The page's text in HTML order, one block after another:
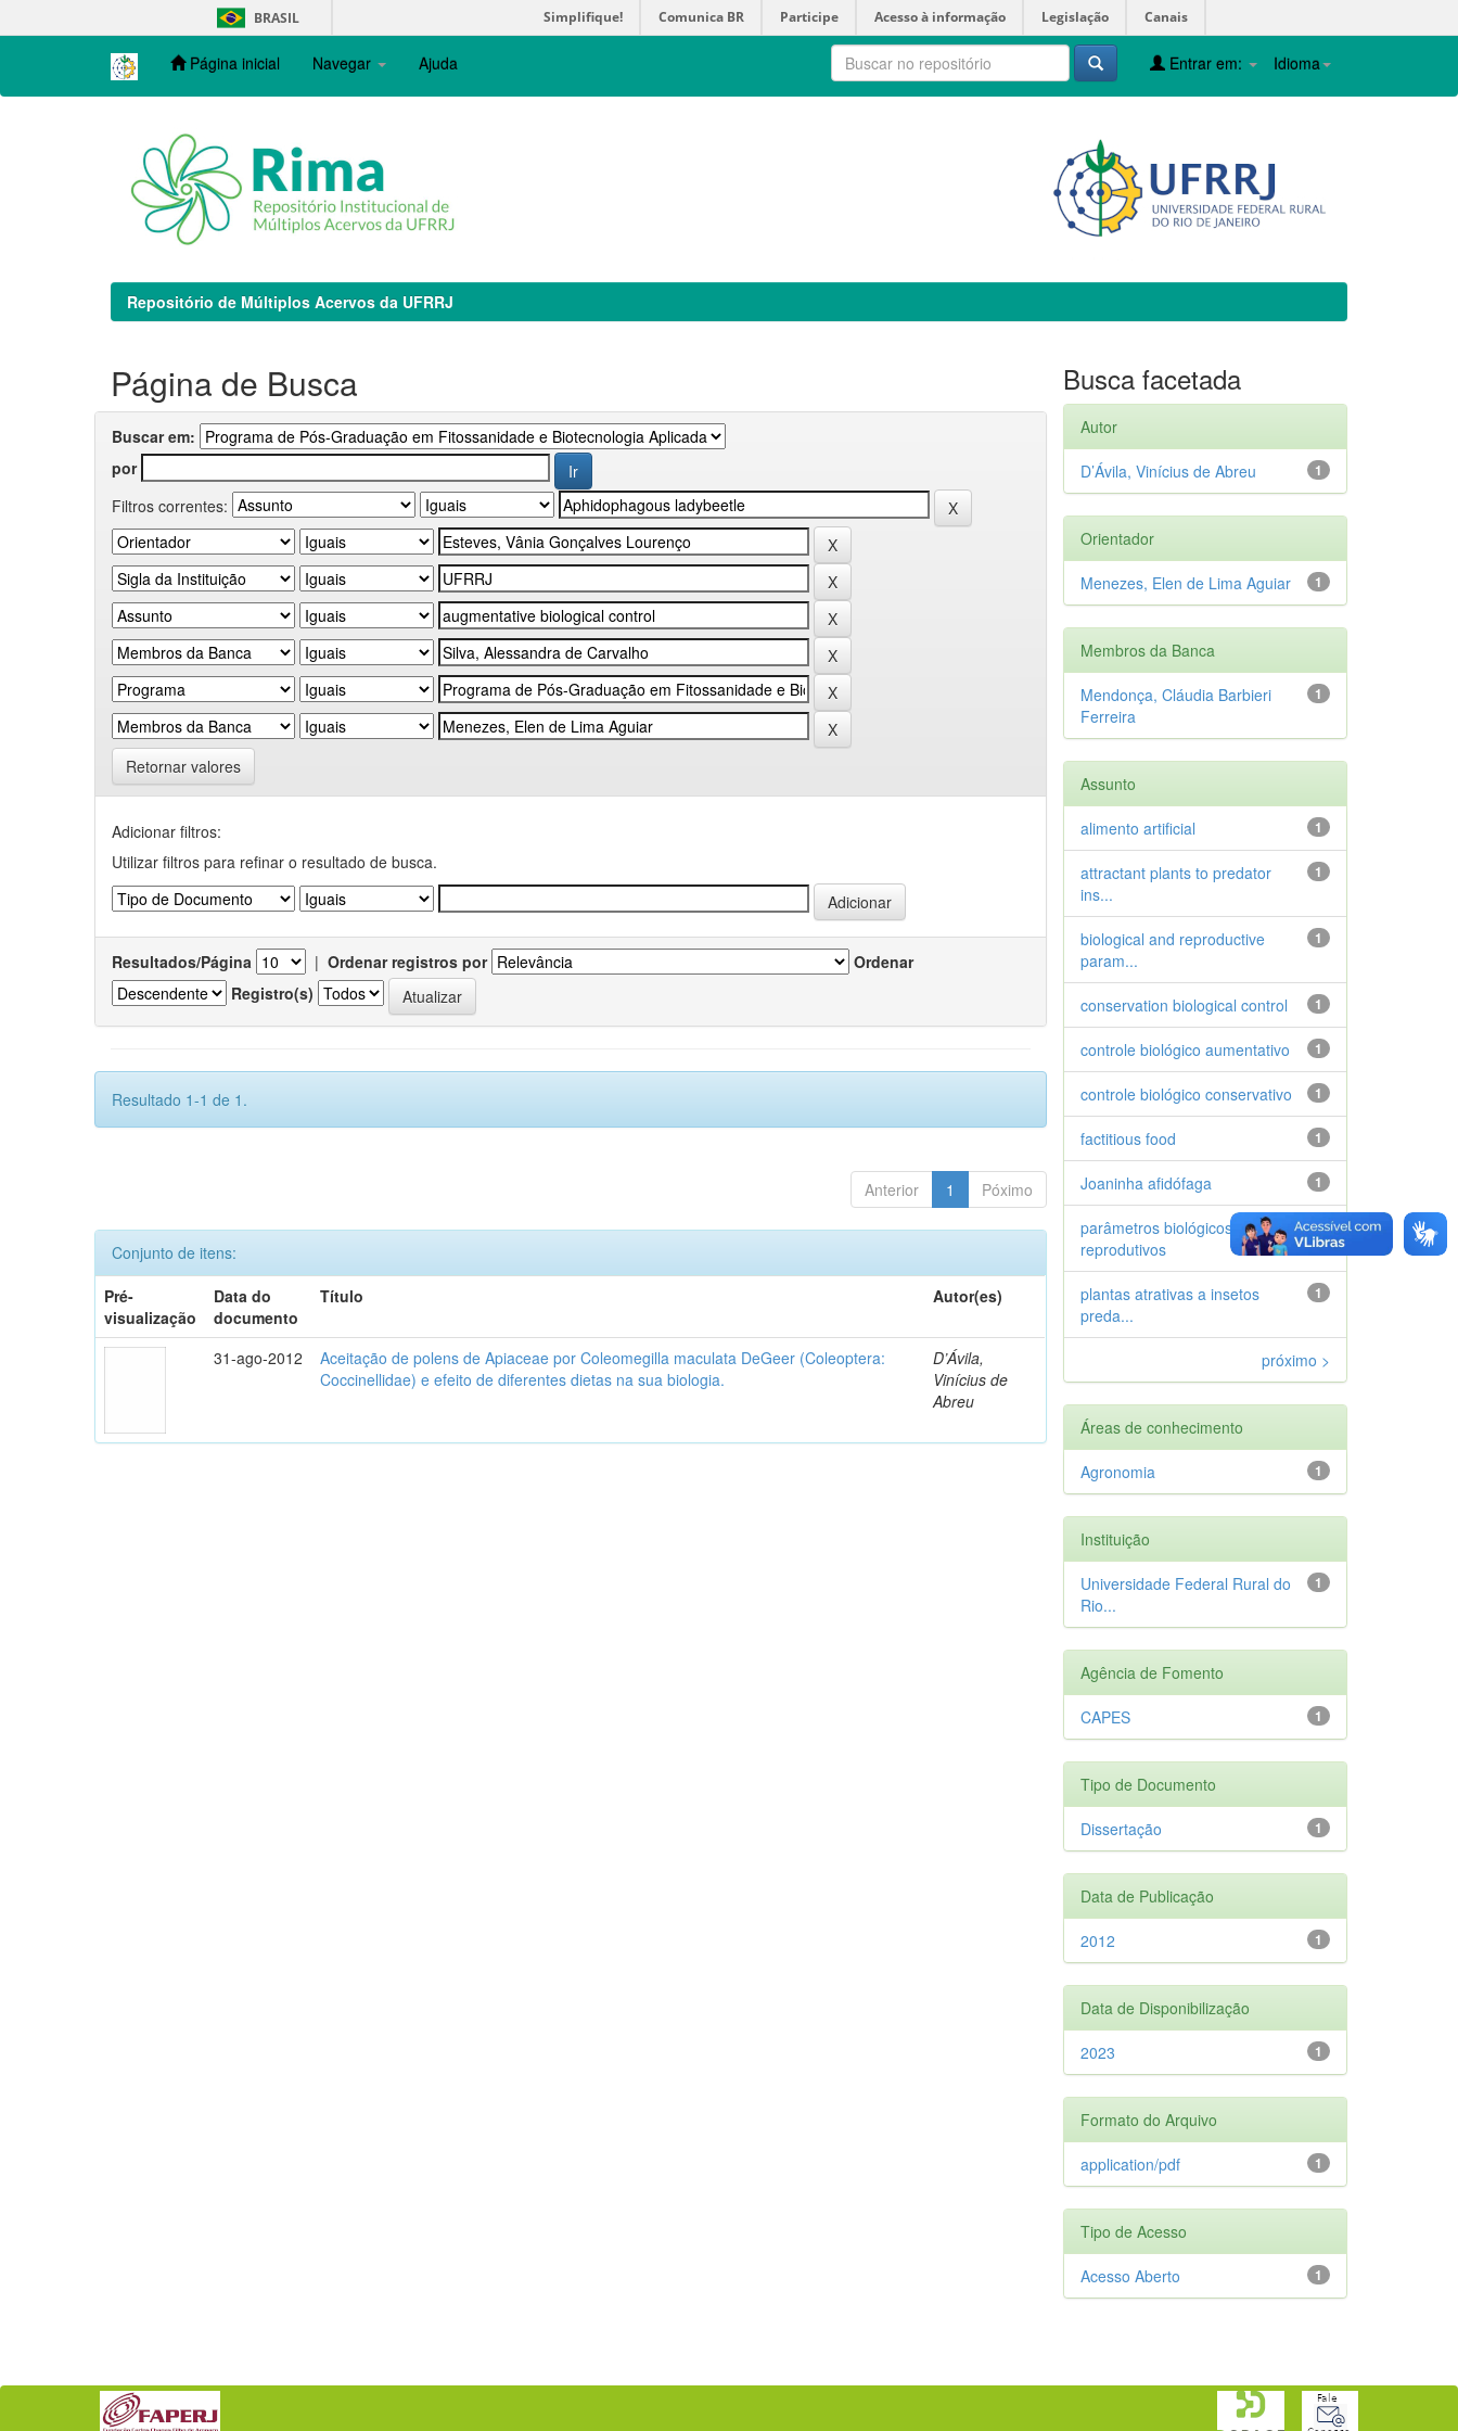
navigation
BRASIL Simplifique! Comunica BR Participe Acesso à informação Legislação Canais
Página inicial Navegar Ajuda Idioma
Entrar em:
Repositório de Múltiplos Acervos da UFRRJ
Página de Busca
Buscar em:
por
Filtros correntes:
Retornar valores
Adicionar filtros:
Utilizar filtros para refinar o resultado de busca.
Resultados/Página | Ordenar registros por
Ordenar
Registro(s)
Resultado 1-1 de 1.
Anterior 1 Póximo
Conjunto de itens:
Pré-
visualização
Data do
documento
Título Autor(es)
31-ago-2012
Aceitação de polens de Apiaceae por Coleomegilla maculata DeGeer (Coleoptera:
Coccinellidae) e efeito de diferentes dietas na sua biologia.
D’Ávila,
Vinícius de
Abreu
Busca facetada
Autor
1
D’Ávila, Vinícius de Abreu
Orientador
1
Menezes, Elen de Lima Aguiar
Membros da Banca
1
Mendonça, Cláudia Barbieri
Ferreira
Assunto
1
alimento artificial
1
attractant plants to predator
ins...
1
biological and reproductive
param...
1
conservation biological control
1
controle biológico aumentativo
1
controle biológico conservativo
1
factitious food
1
Joaninha afidófaga
1
parâmetros biológicos e
reprodutivos
1
plantas atrativas a insetos
preda...
próximo >
Áreas de conhecimento
1
Agronomia
Instituição
1
Universidade Federal Rural do
Rio...
Agência de Fomento
1
CAPES
Tipo de Documento
1
Dissertação
Data de Publicação
1
2012
Data de Disponibilização
1
2023
Formato do Arquivo
1
application/pdf
Tipo de Acesso
1
Acesso Aberto